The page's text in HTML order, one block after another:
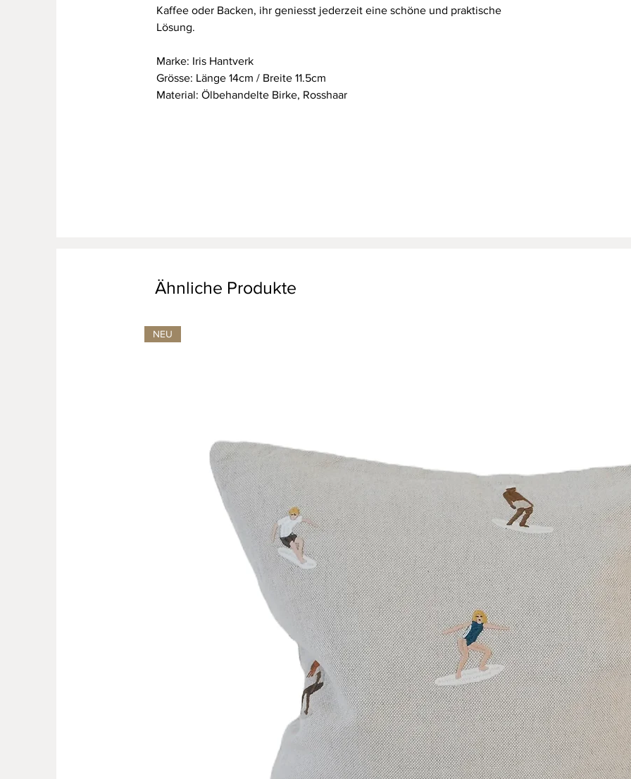
Kaffee oder Backen, ihr geniesst jederzeit eine schöne und praktische
Lösung.
Marke: Iris Hantverk
Grösse: Länge 14cm / Breite 11.5cm
Material: Ölbehandelte Birke, Rosshaar
Ähnliche Produkte
NEU